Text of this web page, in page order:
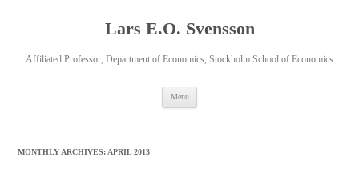
Lars E.O. Svensson
Affiliated Professor, Department of Economics, Stockholm School of Economics
Menu
Skip
MONTHLY ARCHIVES:APRIL 2013